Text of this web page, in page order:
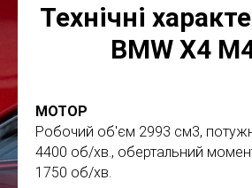
Технічні
BMW X4
МОТОР
Робочий об'єм 2993 см3,
4400 об/хв., обертальний
1750 об/хв.